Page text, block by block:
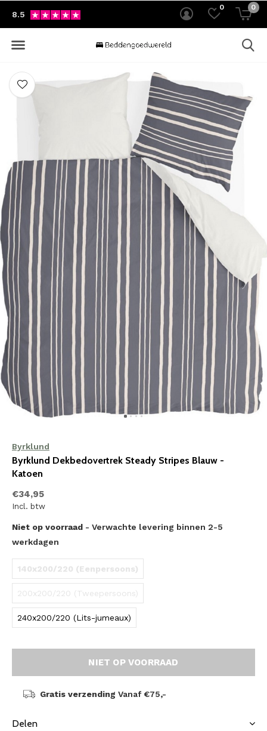
0 0
8.5
Byrklund
Byrklund Dekbedovertrek Steady Stripes Blauw -
Katoen
€34,95
Incl. btw
Niet op voorraad - Verwachte levering binnen 2-5
werkdagen
140x200/220 (Eenpersoons)
200x200/220 (Tweepersoons)
240x200/220 (Lits-jumeaux)
NIET OP VOORRAAD
Gratis verzending Vanaf €75,-
Delen